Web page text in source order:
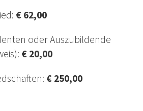
€ 62,00
oder Auszubildende
€ 20,00
€ 250,00